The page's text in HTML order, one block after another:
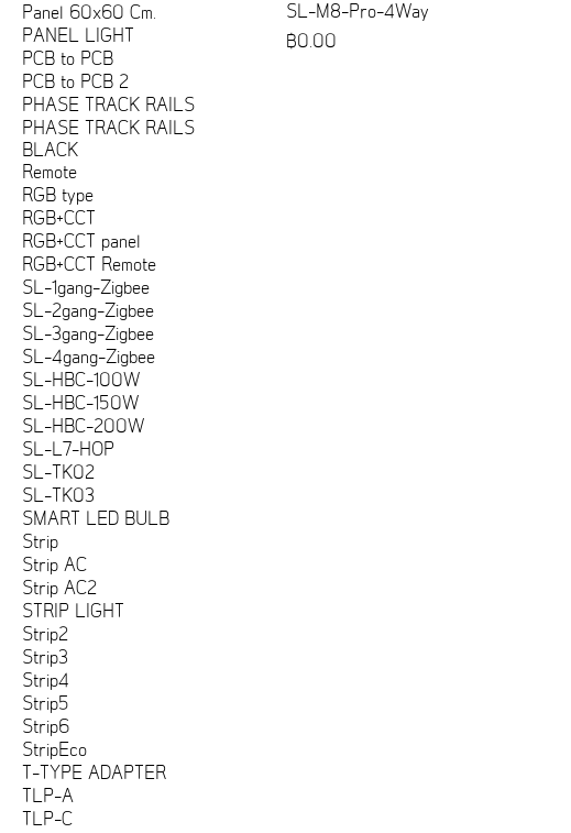
Panel 60x60 Cm.
PANEL LIGHT
PCB to PCB
PCB to PCB 2
PHASE TRACK RAILS
PHASE TRACK RAILS
BLACK
Remote
RGB type
RGB+CCT
RGB+CCT panel
RGB+CCT Remote
SL-1gang-Zigbee
SL-2gang-Zigbee
SL-3gang-Zigbee
SL-4gang-Zigbee
SL-HBC-100W
SL-HBC-150W
SL-HBC-200W
SL-L7-HOP
SL-TK02
SL-TK03
SMART LED BULB
Strip
Strip AC
Strip AC2
STRIP LIGHT
Strip2
Strip3
Strip4
Strip5
Strip6
StripEco
T-TYPE ADAPTER
TLP-A
TLP-C
SL-M8-Pro-4Way
ราคา
฿0.00